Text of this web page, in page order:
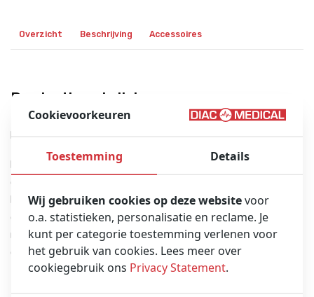
Overzicht Beschrijving Accessoires
Productbeschrijving
De DEFIGARD Touch 7 is een onmisbaar hulpmiddel voor redders.
Het apparaat is uiterst compact en biedt de nieuwste
defibrillatietechnologie in combinatie met uitgebreide
bewakingsfuncties. Het is de eerste noodmonitor/defibrillator
die is uitgerust met een aanraakscherm – waardoor het het
meest intuïtieve apparaat op de markt is – en met de nieuwste
datatransmissietechnologie.
Cookievoorkeuren
Toestemming Details
Wij gebruiken cookies op deze websitevoor
o.a. statistieken, personalisatie en reclame. Je
kunt per categorie toestemming verlenen voor
het gebruik van cookies. Lees meer over
cookiegebruik ons Privacy Statement.